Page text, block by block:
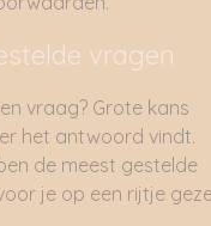
vragen
vraag? Grote kans
het antwoord vindt.
de meest gestelde
je op een rijtje